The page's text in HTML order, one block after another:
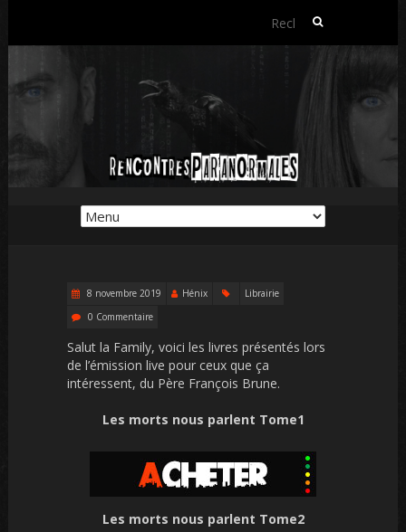
Rechercher :
8 novembre 2019 Hénix
Librairie
0 Commentaire
Salut la Family, voici les livres présentés lors
de l’émission live pour ceux que ça
intéressent, du Père François Brune.
Les morts nous parlent Tome1
Les morts nous parlent Tome2